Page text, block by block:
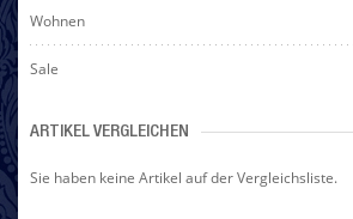
Wohnen
Sale
ARTIKEL VERGLEICHEN
Sie haben keine Artikel auf der Vergleichsliste.